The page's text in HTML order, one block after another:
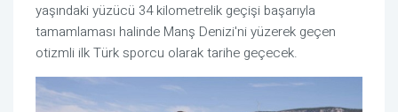
yaşındaki yüzücü 34 kilometrelik geçişi başarıyla
tamamlaması halinde Manş Denizi'ni yüzerek geçen
otizmli ilk Türk sporcu olarak tarihe geçecek.